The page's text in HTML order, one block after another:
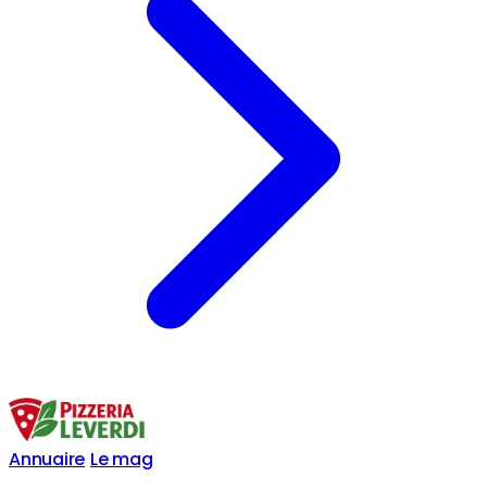
Annuaire Le mag